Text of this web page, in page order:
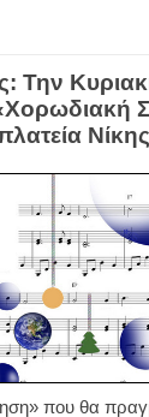
Την
Νίκης
που θα